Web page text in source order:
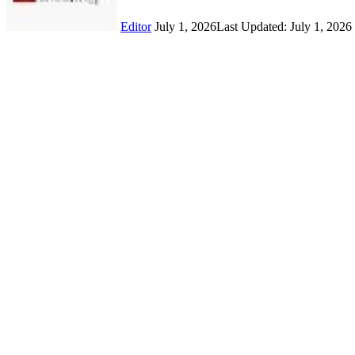
Editor July 1, 2026Last Updated: July 1, 2026